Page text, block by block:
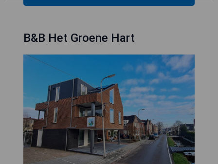
B&B Het Groene Hart